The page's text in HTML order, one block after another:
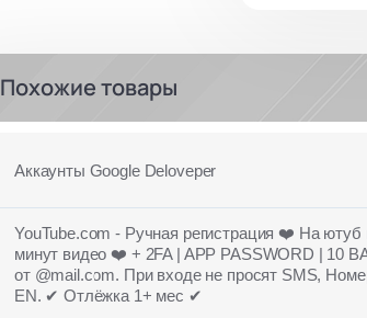
Похожие товары
Аккаунты Google Deloveper
YouTube.com - Ручная регистрация ❤️ На ютуб
минут видео ❤️ + 2FA | APP PASSWORD | 10
от @mail.com. При входе не просят SMS,
EN. ✔ Отлёжка 1+ мес ✔